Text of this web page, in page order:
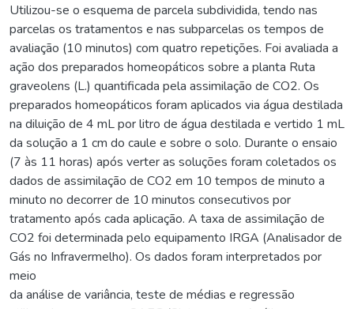
Utilizou-se o esquema de parcela subdividida, tendo nas
parcelas os tratamentos e nas subparcelas os tempos de
avaliação (10 minutos) com quatro repetições. Foi avaliada a
ação dos preparados homeopáticos sobre a planta Ruta
graveolens (L.) quantificada pela assimilação de CO2. Os
preparados homeopáticos foram aplicados via água destilada
na diluição de 4 mL por litro de água destilada e vertido 1 mL
da solução a 1 cm do caule e sobre o solo. Durante o ensaio
(7 às 11 horas) após verter as soluções foram coletados os
dados de assimilação de CO2 em 10 tempos de minuto a
minuto no decorrer de 10 minutos consecutivos por
tratamento após cada aplicação. A taxa de assimilação de
CO2 foi determinada pelo equipamento IRGA (Analisador de
Gás no Infravermelho). Os dados foram interpretados por
meio
da análise de variância, teste de médias e regressão